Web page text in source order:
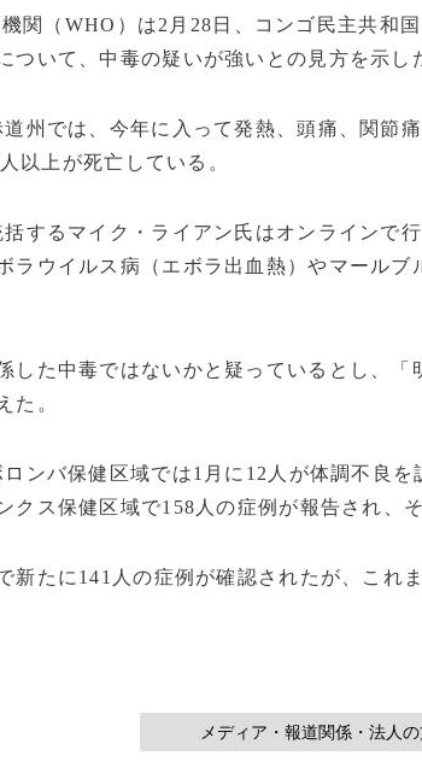
機関（WHO）は2月28日、コンゴ民主共和
ついて、中毒の疑いが強いとの見方を示し
州では、今年に入って発熱、頭痛、関節
以上が死亡している。
するマイク・ライアン氏はオンラインで
ラウイルス病（エボラ出血熱）やマールブ
した中毒ではないかと疑っているとし、「
た。
ンバ保健区域では1月に12人が体調不良を
クス保健区域で158人の症例が報告され、
新たに141人の症例が確認されたが、これ
メディア・報道関係・法人